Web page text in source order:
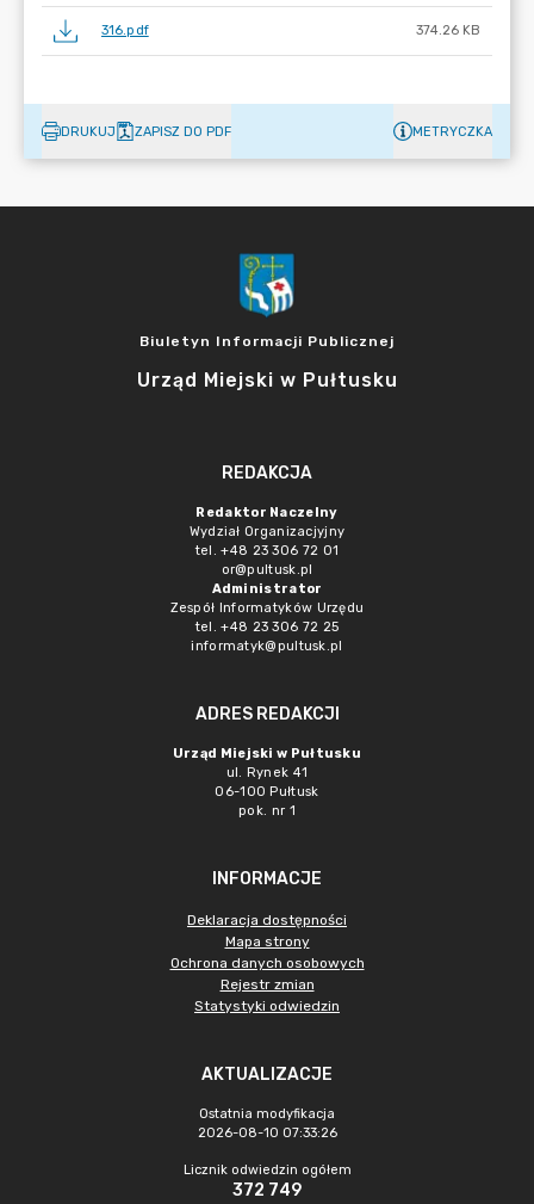
316.pdf 374.26 KB
DRUKUJ ZAPISZ DO PDF METRYCZKA
Biuletyn Informacji Publicznej
Urząd Miejski w Pułtusku
REDAKCJA
Redaktor Naczelny
Wydział Organizacjyjny
tel. +48 23 306 72 01
or@pultusk.pl
Administrator
Zespół Informatyków Urzędu
tel. +48 23 306 72 25
informatyk@pultusk.pl
ADRES REDAKCJI
Urząd Miejski w Pułtusku
ul. Rynek 41
06-100 Pułtusk
pok. nr 1
INFORMACJE
Deklaracja dostępności
Mapa strony
Ochrona danych osobowych
Rejestr zmian
Statystyki odwiedzin
AKTUALIZACJE
Ostatnia modyfikacja
2026-08-10 07:33:26
Licznik odwiedzin ogółem
372 749